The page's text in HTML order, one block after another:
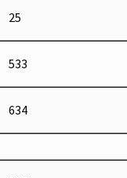
25
533
634